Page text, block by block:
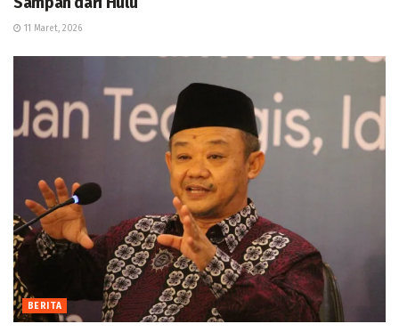
11 Maret, 2026
BERITA